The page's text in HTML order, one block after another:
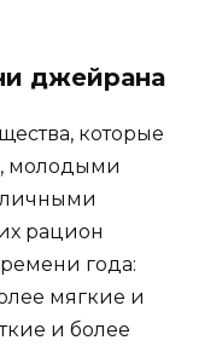
джейрана
которые
молодыми
рацион
года:
мягкие и
и более